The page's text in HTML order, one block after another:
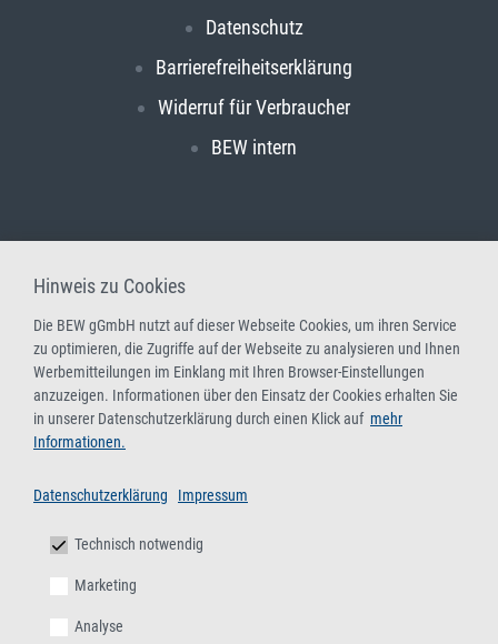
Datenschutz
Barrierefreiheitserklärung
Widerruf für Verbraucher
BEW intern
Hinweis zu Cookies
Die BEW gGmbH nutzt auf dieser Webseite Cookies, um ihren Service
zu optimieren, die Zugriffe auf der Webseite zu analysieren und Ihnen
Werbemitteilungen im Einklang mit Ihren Browser-Einstellungen
anzuzeigen. Informationen über den Einsatz der Cookies erhalten Sie
in unserer Datenschutzerklärung durch einen Klick auf mehr
Informationen.
Datenschutzerklärung Impressum
Technisch notwendig
Marketing
Analyse